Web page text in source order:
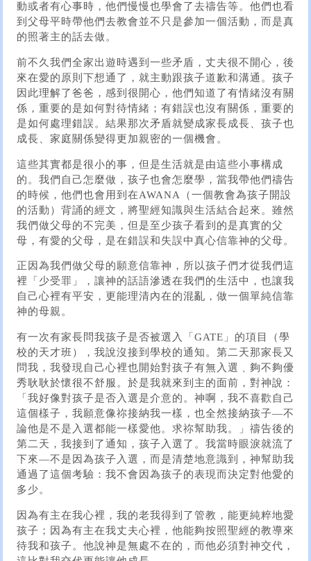
動或者有心事時，他們慢慢也學會了去禱告等。他們也看
到父母平時帶他們去教會並不只是參加一個活動，而是真
的照著主的話去做。
前不久我們全家出遊時遇到一些矛盾，丈夫很不開心，後
來在愛的原則下想通了，就主動跟孩子道歉和溝通。孩子
因此理解了爸爸，感到很開心，他們知道了有情緒沒有關
係，重要的是如何對待情緒；有錯誤也沒有關係，重要的
是如何處理錯誤。結果那次矛盾就變成家長成長、孩子也
成長、家庭關係變得更加親密的一個機會。
這些其實都是很小的事，但是生活就是由這些小事構成
的。我們自己怎麼做，孩子也會怎麼學，當我帶他們禱告
的時候，他們也會用到在AWANA（一個教會為孩子開設
的活動）背誦的經文，將聖經知識與生活結合起來。雖然
我們做父母的不完美，但是至少孩子看到的是真實的父
母，有愛的父母，是在錯誤和失誤中真心信靠神的父母。
正因為我們做父母的願意信靠神，所以孩子們才從我們這
裡「少受罪」，讓神的話語滲透在我們的生活中，也讓我
自己心裡有平安，更能理清內在的混亂，做一個單純信靠
神的母親。
有一次有家長問我孩子是否被選入「GATE」的項目（學
校的天才班），我說沒接到學校的通知。第二天那家長又
問我，我發現自己心裡也開始對孩子有無入選﹑夠不夠優
秀耿耿於懷很不舒服。於是我就來到主的面前，對神說：
「我好像對孩子是否入選是介意的。神啊，我不喜歡自己
這個樣子，我願意像祢接納我一樣，也全然接納孩子—不
論他是不是入選都能一樣愛他。求祢幫助我。」禱告後的
第二天，我接到了通知，孩子入選了。我當時眼淚就流了
下來—不是因為孩子入選，而是清楚地意識到，神幫助我
通過了這個考驗：我不會因為孩子的表現而決定對他愛的
多少。
因為有主在我心裡，我的老我得到了管教，能更純粹地愛
孩子；因為有主在我丈夫心裡，他能夠按照聖經的教導來
待我和孩子。他說神是無處不在的，而他必須對神交代，